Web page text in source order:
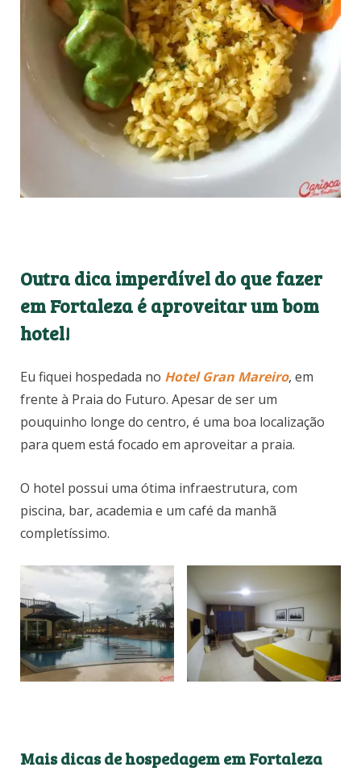
Outra dica imperdível do que fazer
em Fortaleza é aproveitar um bom
hotel!
Eu fiquei hospedada no Hotel Gran Mareiro, em
frente à Praia do Futuro. Apesar de ser um
pouquinho longe do centro, é uma boa localização
para quem está focado em aproveitar a praia.
O hotel possui uma ótima infraestrutura, com
piscina, bar, academia e um café da manhã
completíssimo.
Mais dicas de hospedagem em Fortaleza